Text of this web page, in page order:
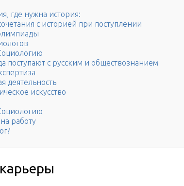
где нужна история:
с историей при поступлении
поступают с русским и обществознанием
деятельность
искусство
работу